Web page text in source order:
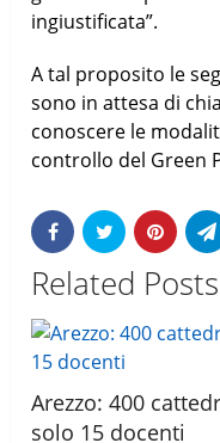
ingiustificata”.
A tal proposito le
sono in attesa di
conoscere le
controllo del Green
Related Posts
Arezzo: 400
solo 15 docenti